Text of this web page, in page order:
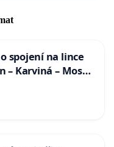
spojení na lince
– Karviná – Mosty